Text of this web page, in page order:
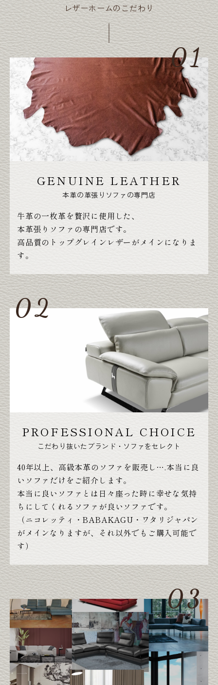
レザーホームのこだわり
GENUINE LEATHER
本革の革張りソファの専門店
牛革の一枚革を贅沢に使用した、
本革張りソファの専門店です。
高品質のトップグレインレザーがメインになりま
す。
PROFESSIONAL CHOICE
こだわり抜いたブランド・ソファをセレクト
40年以上、高級本革のソファを販売し….本当に良
いソファだけをご紹介します。
本当に良いソファとは日々座った時に幸せな気持
ちにしてくれるソファが良いソファです。
（ニコレッティ・BABAKAGU・ワタリジャパン
がメインなりますが、それ以外でもご購入可能で
す）